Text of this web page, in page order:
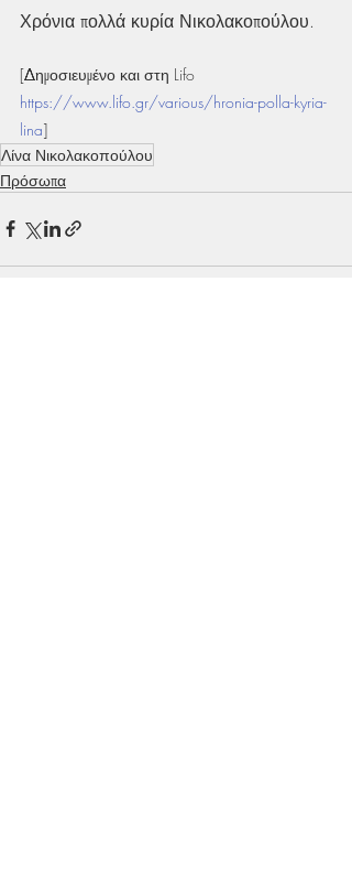
Χρόνια πολλά κυρία Νικολακοπούλου.
[Δημοσιευμένο και στη Lifo
https://www.lifo.gr/various/hronia-polla-kyria-
lina]
Λίνα Νικολακοπούλου
Πρόσωπα